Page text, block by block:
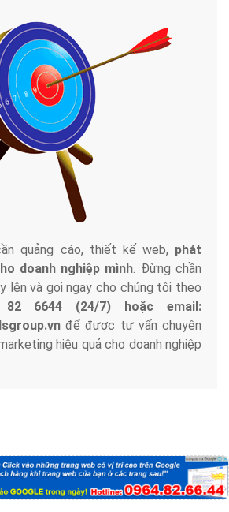
quảng cáo, thiết kế web, phát
doanh nghiệp mình. Đừng chần
lên và gọi ngay cho chúng tôi theo
82 6644 (24/7) hoặc email:
để được tư vấn chuyên
hiệu quả cho doanh nghiệp